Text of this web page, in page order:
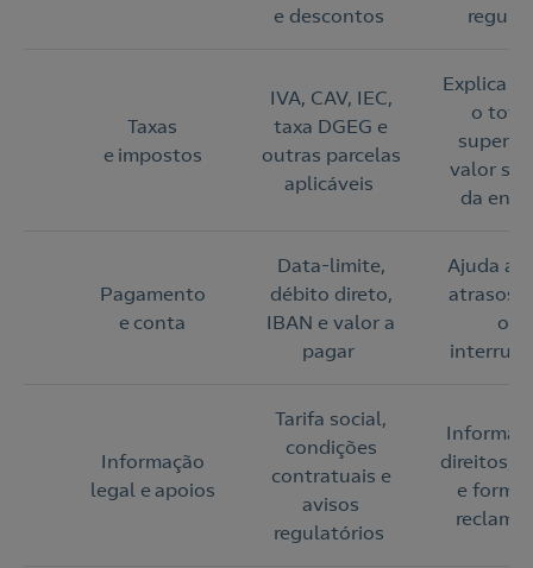
e descontos
Taxas
e impostos
IVA, CAV, IEC,
taxa DGEG e
outras parcelas
aplicáveis
Explica
o
valor
da
Pagamento
e conta
Data-limite,
débito direto,
IBAN e valor a
pagar
Ajuda a
atrasos,
ou
Informação
legal e apoios
Tarifa social,
condições
contratuais e
avisos
regulatórios
Informa
direitos,
e